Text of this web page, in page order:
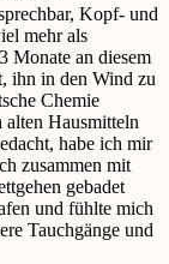
Kopf- und
mehr als
Monate an diesem
ihn in den Wind zu
Chemie
alten Hausmitteln
habe ich mir
zusammen mit
gebadet
und fühlte mich
Tauchgänge und